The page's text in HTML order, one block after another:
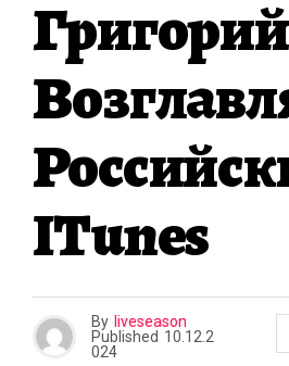
ITunes
By liveseason
Published 10.12.2
024